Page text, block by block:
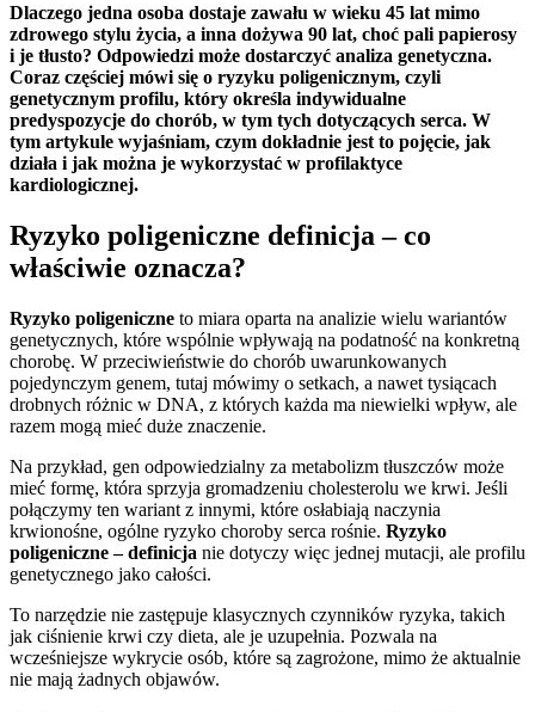
Dlaczego jedna osoba dostaje zawału w wieku 45 lat mimo
zdrowego stylu życia, a inna dożywa 90 lat, choć pali papierosy
i je tłusto? Odpowiedzi może dostarczyć analiza genetyczna.
Coraz częściej mówi się o ryzyku poligenicznym, czyli
genetycznym profilu, który określa indywidualne
predyspozycje do chorób, w tym tych dotyczących serca. W
tym artykule wyjaśniam, czym dokładnie jest to pojęcie, jak
działa i jak można je wykorzystać w profilaktyce
kardiologicznej.
Ryzyko poligeniczne definicja – co
właściwie oznacza?
Ryzyko poligeniczne to miara oparta na analizie wielu wariantów
genetycznych, które wspólnie wpływają na podatność na konkretną
chorobę. W przeciwieństwie do chorób uwarunkowanych
pojedynczym genem, tutaj mówimy o setkach, a nawet tysiącach
drobnych różnic w DNA, z których każda ma niewielki wpływ, ale
razem mogą mieć duże znaczenie.
Na przykład, gen odpowiedzialny za metabolizm tłuszczów może
mieć formę, która sprzyja gromadzeniu cholesterolu we krwi. Jeśli
połączymy ten wariant z innymi, które osłabiają naczynia
krwionośne, ogólne ryzyko choroby serca rośnie. Ryzyko
poligeniczne – definicja nie dotyczy więc jednej mutacji, ale profilu
genetycznego jako całości.
To narzędzie nie zastępuje klasycznych czynników ryzyka, takich
jak ciśnienie krwi czy dieta, ale je uzupełnia. Pozwala na
wcześniejsze wykrycie osób, które są zagrożone, mimo że aktualnie
nie mają żadnych objawów.